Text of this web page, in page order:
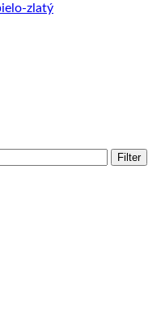
zlatý
Filter